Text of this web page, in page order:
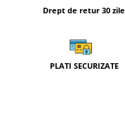
Drept de retur 30 zile
PLATI SECURIZATE